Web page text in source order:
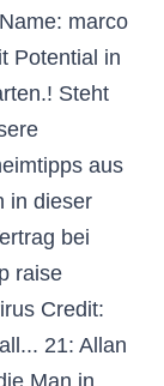
marco
Potential in
Steht
aus
in dieser
bei
raise
Credit:
21: Allan